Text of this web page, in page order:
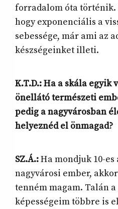
forradalom óta történik.
hogy exponenciális a
sebessége, már ami az
készségeinket illeti.
K.T.D.: Ha a skála egyik
önellátó természeti
pedig a nagyvárosban
helyeznéd el önmagad?
SZ.Á.:Ha mondjuk 10-es
nagyvárosi ember,
tenném magam. Talán
képességeim többre is